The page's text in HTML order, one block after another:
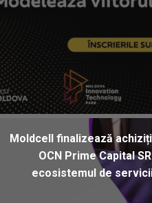
Moldcell finalizează
OCN Prime Capital
ecosistemul de